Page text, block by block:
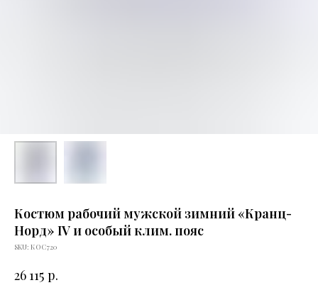
Костюм рабочий мужской зимний «Кранц-
Норд» IV и особый клим. пояс
SKU: КОС720
26 115 р.